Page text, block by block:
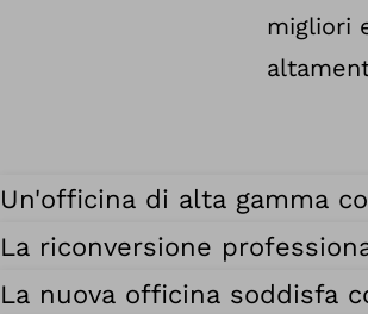
migliori
Un'officina di alta gamma
La riconversione
La nuova officina soddisfa